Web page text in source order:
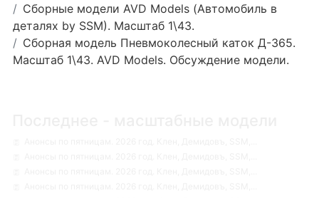
Сборные модели AVD Models (Автомобиль в
деталях by SSM). Масштаб 1\43.
Сборная модель Пневмоколесный каток Д-365.
Масштаб 1\43. AVD Models. Обсуждение модели.